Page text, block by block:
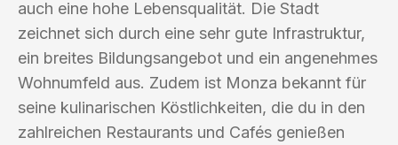
auch eine hohe Lebensqualität. Die Stadt
zeichnet sich durch eine sehr gute Infrastruktur,
ein breites Bildungsangebot und ein angenehmes
Wohnumfeld aus. Zudem ist Monza bekannt für
seine kulinarischen Köstlichkeiten, die du in den
zahlreichen Restaurants und Cafés genießen